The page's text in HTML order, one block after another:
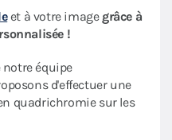
et à votre imagegrâce à
!
notre équipe
d'effectuer une
quadrichromie sur les